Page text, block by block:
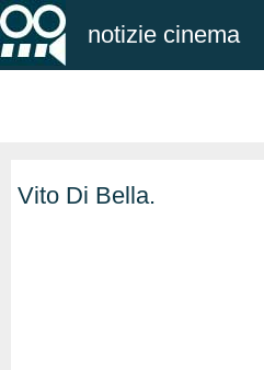
notizie cinema
Vito Di Bella.